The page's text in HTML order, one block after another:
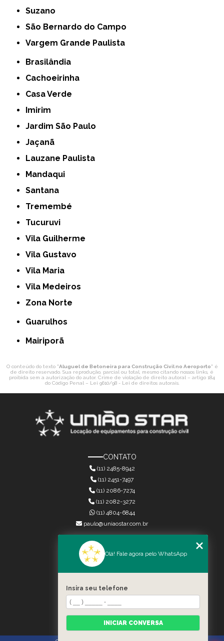
Suzano
São Bernardo do Campo
Vargem Grande Paulista
Brasilândia
Cachoeirinha
Casa Verde
Imirim
Jardim São Paulo
Jaçanã
Lauzane Paulista
Mandaqui
Santana
Tremembé
Tucuruvi
Vila Guilherme
Vila Gustavo
Vila Maria
Vila Medeiros
Zona Norte
Guarulhos
Mairiporã
O conteúdo do texto "Aluguel de Betoneira para Construção Civil no Aeroporto" é
de direito reservado. Sua reprodução, parcial ou total, mesmo citando nossos links, é
proibida sem a autorização do autor. Crime de violação de direito autoral – artigo 184
do Código Penal – Lei 9610/98 - Lei de direitos autorais.
CONTATO
(11) 2485-8942
(11) 2451-7497
(11) 2086-7274
(11) 4804-6844
(11) 2082-3272
paulo@uniaostar.com.br
MENU
QUEM SOMOS
CONTATO
CATEGORIAS
MAPA DO SITE
Olá! Fale agora pelo WhatsApp
Insira seu telefone
INICIAR CONVERSA